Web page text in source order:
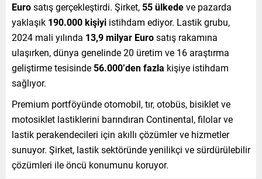
Eurosatış gerçekleştirdi. Şirket, 55 ülkedeve pazarda
yaklaşık 190.000 kişiyi istihdam ediyor. Lastik grubu,
2024 mali yılında 13,9 milyar Eurosatış rakamına
ulaşırken, dünya genelinde 20 üretim ve 16 araştırma
geliştirme tesisinde 56.000’den fazla kişiye istihdam
sağlıyor.
Premium portföyünde otomobil, tır, otobüs, bisiklet ve
motosiklet lastiklerini barındıran Continental, filolar ve
lastik perakendecileri için akıllı çözümler ve hizmetler
sunuyor. Şirket, lastik sektöründe yenilikçi ve sürdürülebilir
çözümleri ile öncü konumunu koruyor.